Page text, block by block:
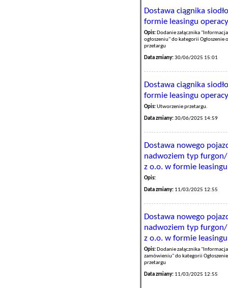
Dostawa ciągnika
formie leasingu
Opis: Dodanie załącznika
ogłoszeniu" do kategorii Ogłoszenie o
przetargu
Data zmiany:30/06/2025 15:01
Dostawa ciągnika
formie leasingu
Opis:Utworzenie przetargu.
Data zmiany:30/06/2025 14:59
Dostawa nowego
nadwoziem typ furgon/
z o.o. w formie
Opis:
Data zmiany: 11/03/2025 12:55
Dostawa nowego
nadwoziem typ furgon/
z o.o. w formie
Opis: Dodanie załącznika
zamówieniu" do kategorii
przetargu
Data zmiany: 11/03/2025 12:55